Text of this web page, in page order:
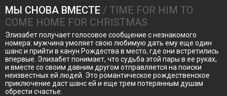
МЫ СНОВА ВМЕСТЕ / TIME FOR HIM TO
COME HOME FOR CHRISTMAS
Элизабет получает голосовое сообщение с незнакомого
номера: мужчина умоляет свою любимую дать ему еще один
шанс и прийти в канун Рождества в место, где они встретились
впервые. Элизабет понимает, что судьба этой пары в ее руках,
и вместе со своим давним другом отправляется на поиски
неизвестных ей людей. Это романтическое рождественское
приключение даст шанс ей и еще трем потерянным душам
обрести счастье.